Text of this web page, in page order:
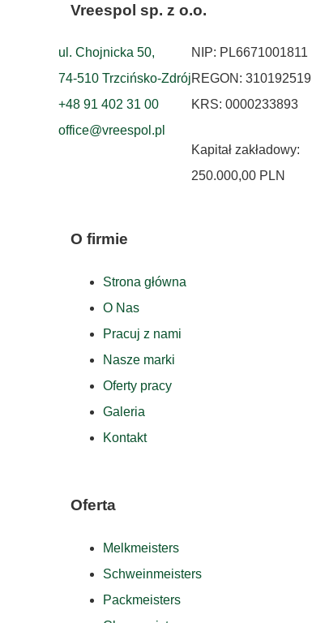
Vreespol sp. z o.o.
ul. Chojnicka 50,
74-510 Trzcińsko-Zdrój
+48 91 402 31 00
office@vreespol.pl
NIP: PL6671001811
REGON: 310192519
KRS: 0000233893
Kapitał zakładowy:
250.000,00 PLN
O firmie
Strona główna
O Nas
Pracuj z nami
Nasze marki
Oferty pracy
Galeria
Kontakt
Oferta
Melkmeisters
Schweinmeisters
Packmeisters